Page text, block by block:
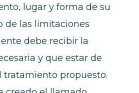
lugar y forma de su
de las limitaciones
debe recibir la
y que estar de
tratamiento propuesto.